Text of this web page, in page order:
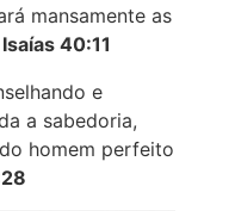
mansamente as
Isaías 40:11
e
a sabedoria,
homem perfeito